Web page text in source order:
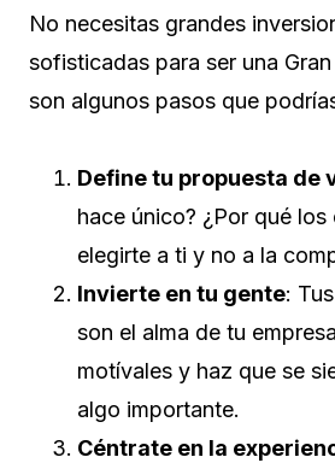
No necesitas grandes
sofisticadas para ser una
son algunos pasos que
Define tu propuesta de
hace único? ¿Por qué
elegirte a ti y no a la
Invierte en tu gente:
son el alma de tu
motívales y haz que se
algo importante.
Céntrate en la